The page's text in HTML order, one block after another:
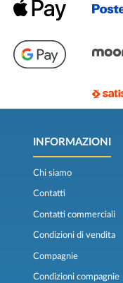
INFORMAZIONI
Chi siamo
Contatti
Contatti commerciali
Condizioni di vendita
Compagnie
Condizioni compagnie